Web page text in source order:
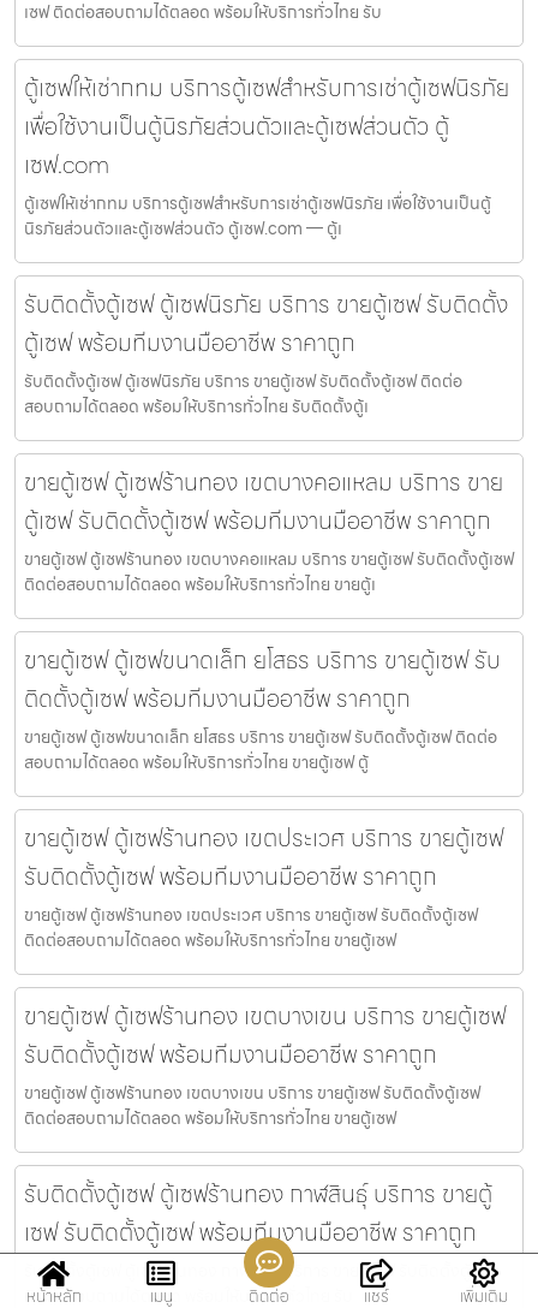
เซฟ ติดต่อสอบถามได้ตลอด พร้อมให้บริการทั่วไทย รับ
ตู้เซฟให้เช่ากทม บริการตู้เซฟสำหรับการเช่าตู้เซฟนิรภัย
เพื่อใช้งานเป็นตู้นิรภัยส่วนตัวและตู้เซฟส่วนตัว ตู้
เซฟ.com
ตู้เซฟให้เช่ากทม บริการตู้เซฟสำหรับการเช่าตู้เซฟนิรภัย เพื่อใช้งานเป็นตู้
นิรภัยส่วนตัวและตู้เซฟส่วนตัว ตู้เซฟ.com — ตู้เ
รับติดตั้งตู้เซฟ ตู้เซฟนิรภัย บริการ ขายตู้เซฟ รับติดตั้ง
ตู้เซฟ พร้อมทีมงานมืออาชีพ ราคาถูก
รับติดตั้งตู้เซฟ ตู้เซฟนิรภัย บริการ ขายตู้เซฟ รับติดตั้งตู้เซฟ ติดต่อ
สอบถามได้ตลอด พร้อมให้บริการทั่วไทย รับติดตั้งตู้เ
ขายตู้เซฟ ตู้เซฟร้านทอง เขตบางคอแหลม บริการ ขาย
ตู้เซฟ รับติดตั้งตู้เซฟ พร้อมทีมงานมืออาชีพ ราคาถูก
ขายตู้เซฟ ตู้เซฟร้านทอง เขตบางคอแหลม บริการ ขายตู้เซฟ รับติดตั้งตู้เซฟ
ติดต่อสอบถามได้ตลอด พร้อมให้บริการทั่วไทย ขายตู้เ
ขายตู้เซฟ ตู้เซฟขนาดเล็ก ยโสธร บริการ ขายตู้เซฟ รับ
ติดตั้งตู้เซฟ พร้อมทีมงานมืออาชีพ ราคาถูก
ขายตู้เซฟ ตู้เซฟขนาดเล็ก ยโสธร บริการ ขายตู้เซฟ รับติดตั้งตู้เซฟ ติดต่อ
สอบถามได้ตลอด พร้อมให้บริการทั่วไทย ขายตู้เซฟ ตู้
ขายตู้เซฟ ตู้เซฟร้านทอง เขตประเวศ บริการ ขายตู้เซฟ
รับติดตั้งตู้เซฟ พร้อมทีมงานมืออาชีพ ราคาถูก
ขายตู้เซฟ ตู้เซฟร้านทอง เขตประเวศ บริการ ขายตู้เซฟ รับติดตั้งตู้เซฟ
ติดต่อสอบถามได้ตลอด พร้อมให้บริการทั่วไทย ขายตู้เซฟ
ขายตู้เซฟ ตู้เซฟร้านทอง เขตบางเขน บริการ ขายตู้เซฟ
รับติดตั้งตู้เซฟ พร้อมทีมงานมืออาชีพ ราคาถูก
ขายตู้เซฟ ตู้เซฟร้านทอง เขตบางเขน บริการ ขายตู้เซฟ รับติดตั้งตู้เซฟ
ติดต่อสอบถามได้ตลอด พร้อมให้บริการทั่วไทย ขายตู้เซฟ
รับติดตั้งตู้เซฟ ตู้เซฟร้านทอง กาฬสินธุ์ บริการ ขายตู้
เซฟ รับติดตั้งตู้เซฟ พร้อมทีมงานมืออาชีพ ราคาถูก
รับติดตั้งตู้เซฟ ตู้เซฟร้านทอง กาฬสินธุ์ บริการ ขายตู้เซฟ รับติดตั้งตู้เซฟ
ติดต่อสอบถามได้ตลอด พร้อมให้บริการทั่วไทย รับ
หน้าหลัก เมนู ติดต่อ แชร์ เพิ่มเติม